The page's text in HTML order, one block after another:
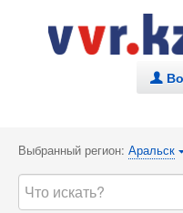
.
Выбранный регион: Аральск